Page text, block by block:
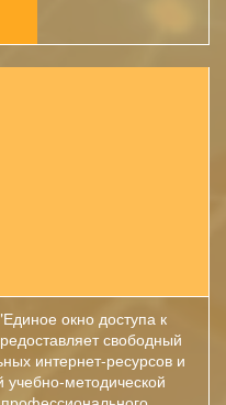
окно доступа к
свободный
интернет-ресурсов и
учебно-методической